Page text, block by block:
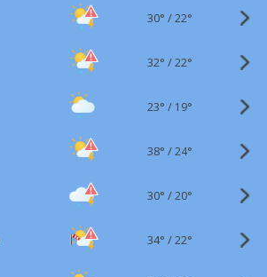
30° /22°
32° /22°
23° / 19°
38° /24°
30° /20°
34° /22°